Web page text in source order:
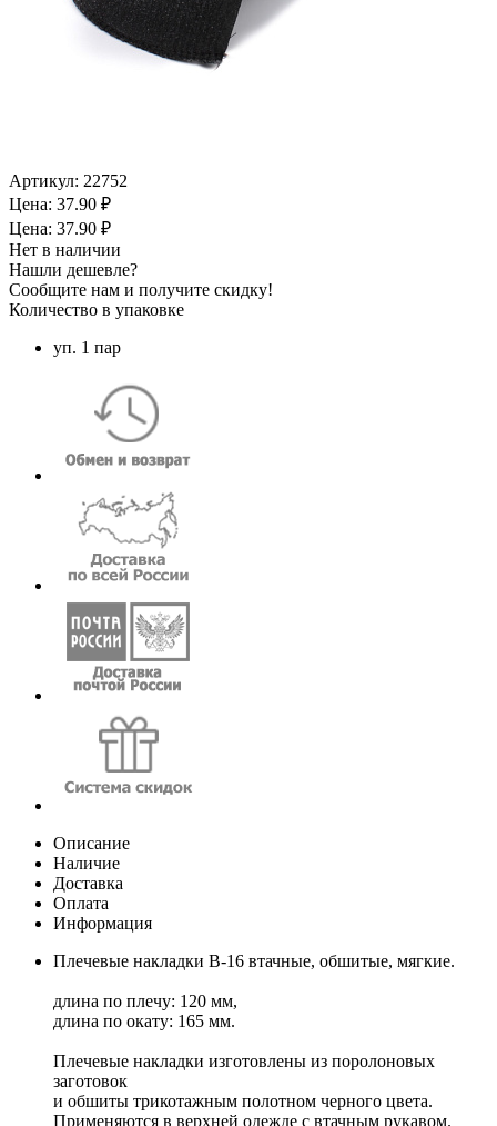
Артикул: 22752
Цена: 37.90 ₽
Цена: 37.90 ₽
Нет в наличии
Нашли дешевле?
Сообщите нам и получите скидку!
Количество в упаковке
уп. 1 пар
Описание
Наличие
Доставка
Оплата
Информация
Плечевые накладки В-16 втачные, обшитые, мягкие.
длина по плечу: 120 мм,
длина по окату: 165 мм.
Плечевые накладки изготовлены из поролоновых
заготовок
и обшиты трикотажным полотном черного цвета.
Применяются в верхней одежде с втачным рукавом.